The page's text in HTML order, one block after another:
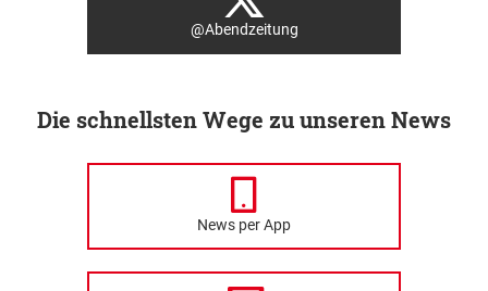
@Abendzeitung
Die schnellsten Wege zu unseren News
News per App